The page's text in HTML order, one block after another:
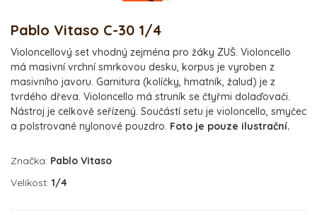
Pablo Vitaso C-30 1/4
Violoncellový set vhodný zejména pro žáky ZUŠ. Violoncello
má masivní vrchní smrkovou desku, korpus je vyroben z
masivního javoru. Garnitura (kolíčky, hmatník, žalud) je z
tvrdého dřeva. Violoncello má struník se čtyřmi dolaďovači.
Nástroj je celkově seřízený. Součástí setu je violoncello, smyčec
a polstrované nylonové pouzdro. Foto je pouze ilustrační.
Značka: Pablo Vitaso
Velikost: 1/4